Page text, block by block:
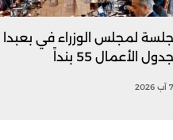
جلسة لمجلس الوزراء في
جدول الأعمال 55 بنداً
7 آب 2026